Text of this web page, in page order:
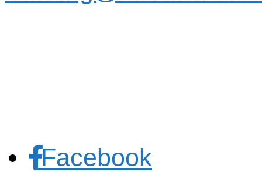
Facebook